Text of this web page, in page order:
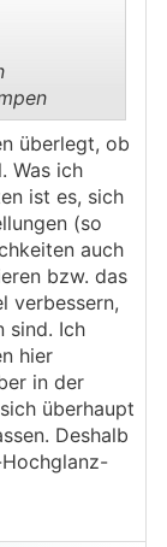
dann
überlegt, ob
Was ich
ist es, sich
(so
auch
bzw. das
verbessern,
sind. Ich
hier
in der
überhaupt
Deshalb